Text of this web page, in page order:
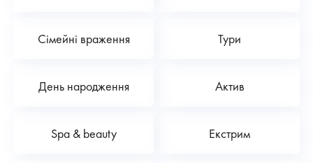
Сімейні враження Тури
День народження Актив
Spa & beauty Екстрим